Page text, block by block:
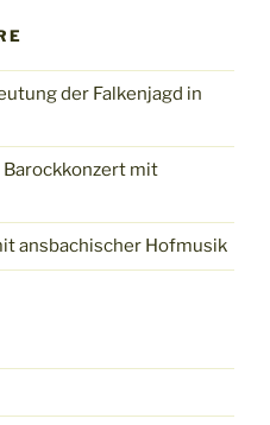
der Falkenjagd in
Barockkonzert mit
ansbachischer Hofmusik